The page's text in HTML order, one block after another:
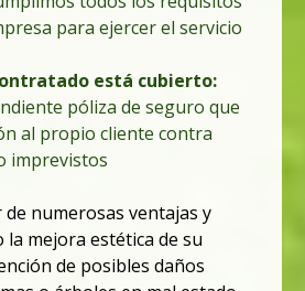
para ejercer el servicio
está cubierto:
póliza de seguro que
al propio cliente contra
imprevistos
numerosas ventajas y
la mejora estética de su
de posibles daños